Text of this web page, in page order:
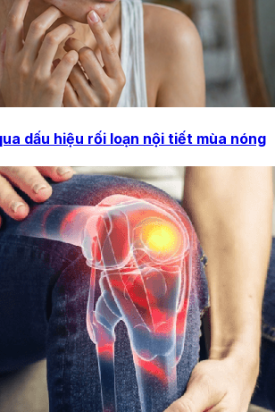
dấu hiệu rối loạn nội tiết mùa nóng